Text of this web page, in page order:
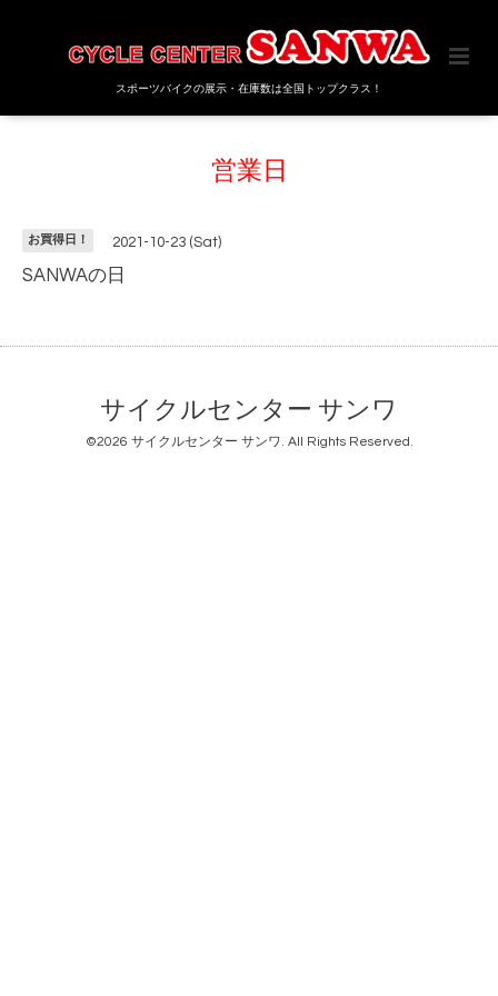
スポーツバイクの展示・在庫数は全国トップクラス！
営業日
お買得日！ 2021-10-23 (Sat)
SANWAの日
サイクルセンター サンワ
©2026 サイクルセンター サンワ. All Rights Reserved.